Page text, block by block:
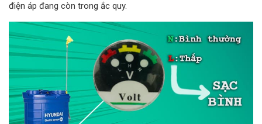
điện áp đang còn trong ắc quy.